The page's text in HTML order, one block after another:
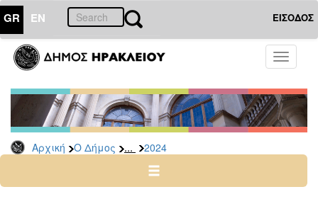
GR EN ΕΙΣΟΔΟΣ
Toggle
Αρχική Ο Δήμος ... 2024
ΔΗΜΟΣ
Δελτία
Τύπου
Αρχείο
2026
2024